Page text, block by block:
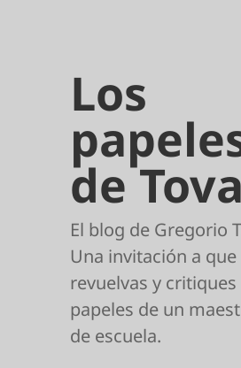
Los
de
El blog de Gregorio
Una invitación a que
revuelvas y critiques
papeles de un
de escuela.